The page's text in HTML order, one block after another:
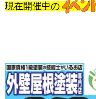
現在開催中の